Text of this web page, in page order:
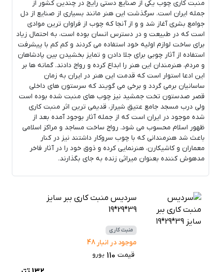
منبت کاری چوب یکی از صنایع دستی رایج در چندین کشور از
جمله ایران است. سرگذشت این هنر مانند بسیاری از صنایع از دل
جوامع بشری آغاز شد و و از آنجا که چوب از فراوان ترین موادی
است که در طبیعت و در دسترس انسان بوده است، به احتمال زیاد
برای ساخت لوازم اولیه خود استفاده می کردند و کم کم با پیشرفت
استفاده از آثار چوبی برای جلا دادن و تمایز بخشیدن بین پادشاهان
و مردم، هنرمندان این هنر را ابداع کرده و رواج دادند. گمانه ها بر
این ادعا استوار است که قدمت این هنر در ایران به زمان
ساسانیان برمی گردد و برخی می گویند که سرستون های داخلی
قصر صدستون تخت جمشید نیز چوب های منبت شده بوده است
ولی درب مسجد جامع عتیق شیراز، قدیمی ترین اثر منبت کاری
شده موجود در ایران است که از جمله آثار بوجود آمده بعد از
ظهور اسلام محسوب می شود. رواج ساخت مساجد و مراکز اسلامی
باعث شد هنرمندانی که با چوب سروکار داشتند نیز در کنار
معماران و کاشیکارن، هنرنمایی کرده و ذوق خود را در آثار فاخر
مدهوش کننده بعنوان میراثی زنده به جای بگذارند.
سردیس منبت کاری ببر سایز
39*29*19
منبت کاری
موجود در انبار 48
قیمت 110 یورو